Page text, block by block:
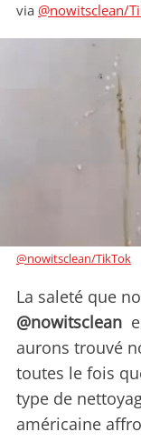
via @nowitsclean/
@nowitsclean/TikTok
La saleté que
@nowitsclean
aurons trouvé
toutes le fois
type de
américaine